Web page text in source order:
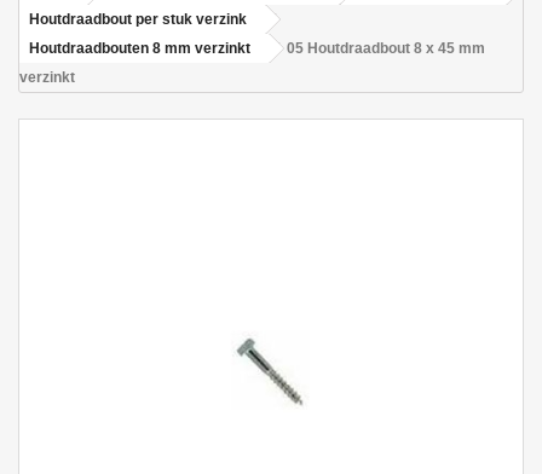
Houtdraadbout per stuk verzink
Houtdraadbouten 8 mm verzinkt
05 Houtdraadbout 8 x 45 mm
verzinkt